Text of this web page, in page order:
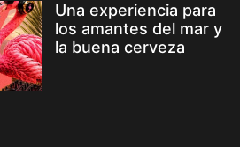
Una experiencia para
los amantes del mar y
la buena cerveza